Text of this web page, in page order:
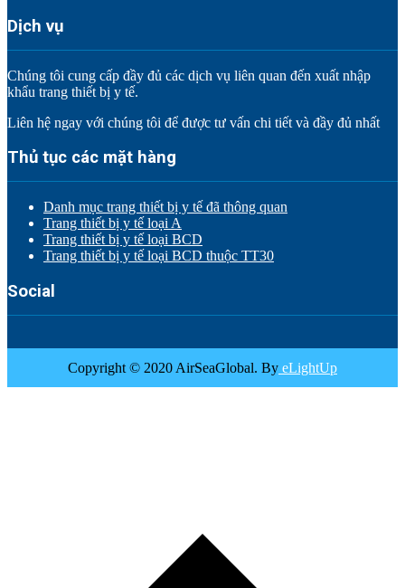
Dịch vụ
Chúng tôi cung cấp đầy đủ các dịch vụ liên quan đến xuất nhập
khẩu trang thiết bị y tế.
Liên hệ ngay với chúng tôi để được tư vấn chi tiết và đầy đủ nhất
Thủ tục các mặt hàng
Danh mục trang thiết bị y tế đã thông quan
Trang thiết bị y tế loại A
Trang thiết bị y tế loại BCD
Trang thiết bị y tế loại BCD thuộc TT30
Social
Copyright © 2020 AirSeaGlobal. By eLightUp